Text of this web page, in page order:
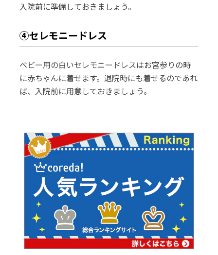
入院前に準備しておきましょう。
④セレモニードレス
ベビー用の白いセレモニードレスはお宮参りの時
に赤ちゃんに着せます。退院時にも着せるのであれ
ば、入院前に用意しておきましょう。